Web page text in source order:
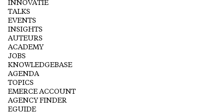
INNOVATIE
TALKS
EVENTS
INSIGHTS
AUTEURS
ACADEMY
JOBS
KNOWLEDGEBASE
AGENDA
TOPICS
EMERCE ACCOUNT
AGENCY FINDER
EGUIDE